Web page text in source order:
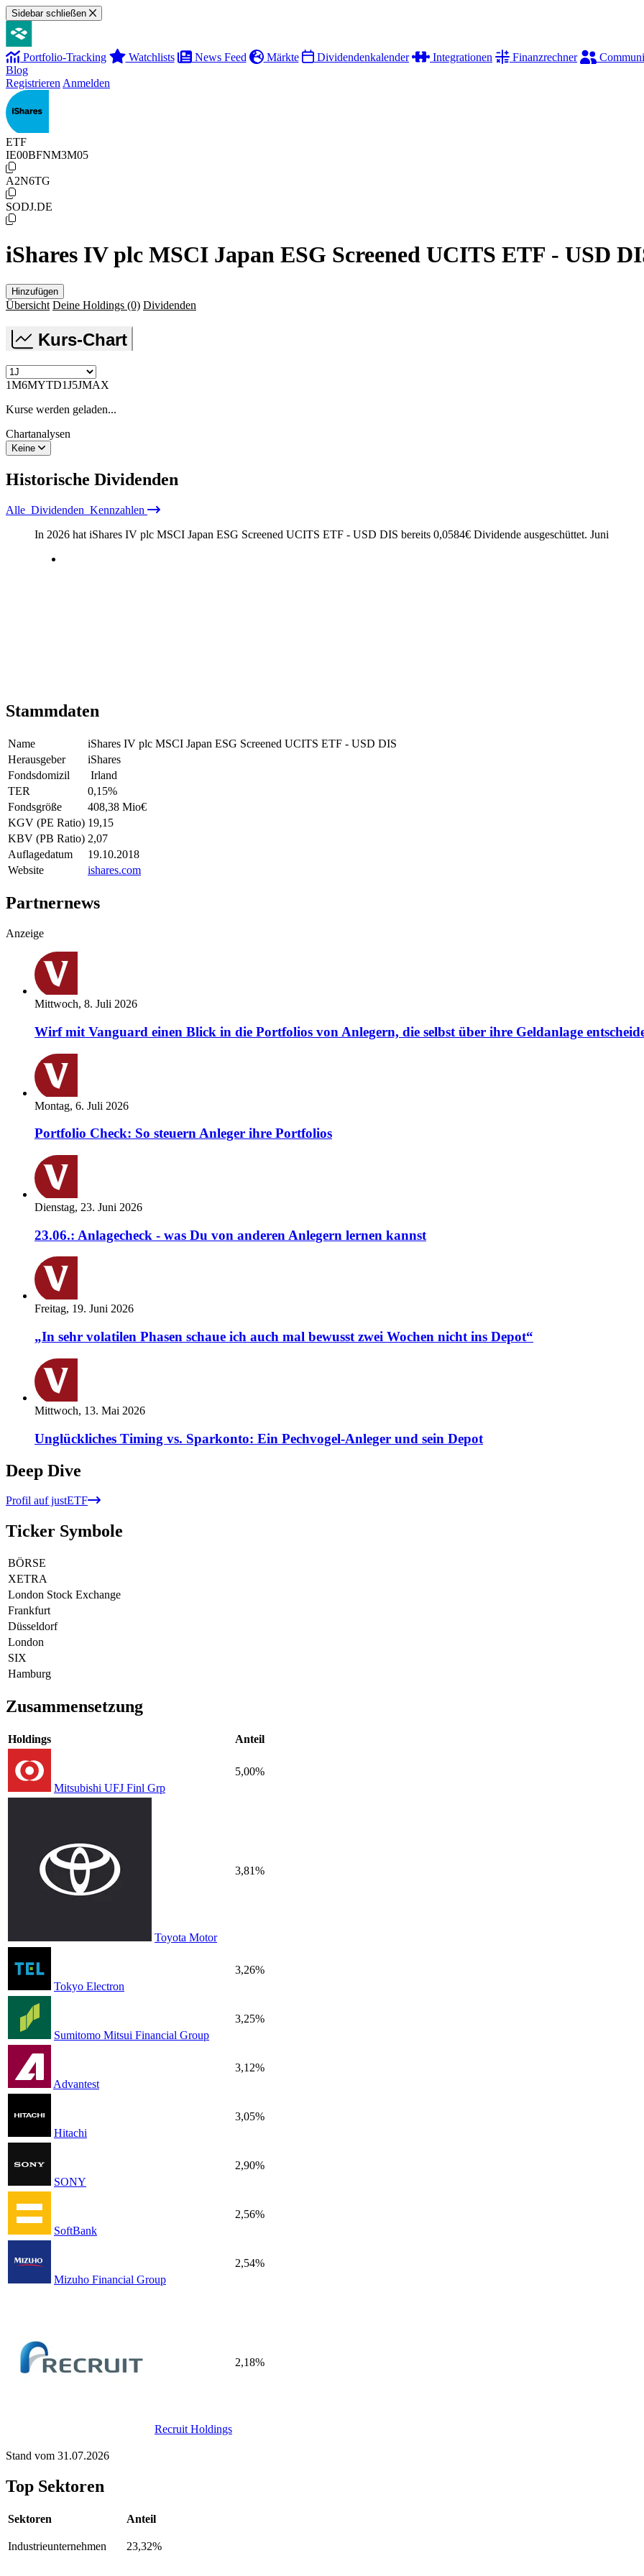
Sidebar schließen
Portfolio-Tracking Watchlists News Feed Märkte Dividendenkalender Integrationen Finanzrechner
Blog
Registrieren Anmelden
ETF
IE00BFNM3M05
A2N6TG
SODJ.DE
iShares IV plc MSCI Japan ESG Screened UCITS ETF - USD
Hinzufügen
Übersicht Deine Holdings (0) Dividenden
Kurs-Chart
1M6MYTD1J5JMAX
Kurse werden geladen...
Chartanalysen
Keine
Historische Dividenden
Alle Dividenden Kennzahlen
In 2026 hat iShares IV plc MSCI Japan ESG Screened UCITS ETF - USD DIS bereits 0,0584€ Dividende ausgeschüttet. Juni
Stammdaten
Name
iShares IV plc MSCI Japan ESG Screened UCITS ETF - USD DIS
Herausgeber
iShares
Fondsdomizil
Irland
TER
0,15%
Fondsgröße
408,38 Mio€
KGV (PE Ratio) 19,15
KBV (PB Ratio) 2,07
Auflagedatum
19.10.2018
Website
ishares.com
Partnernews
Anzeige
Mittwoch, 8. Juli 2026
Wirf mit Vanguard einen Blick in die Portfolios von Anlegern, die selbst über ihre Geldanlage
Montag, 6. Juli 2026
Portfolio Check: So steuern Anleger ihre Portfolios
Dienstag, 23. Juni 2026
23.06.: Anlagecheck - was Du von anderen Anlegern lernen kannst
Freitag, 19. Juni 2026
„In sehr volatilen Phasen schaue ich auch mal bewusst zwei Wochen nicht ins Depot“
Mittwoch, 13. Mai 2026
Unglückliches Timing vs. Sparkonto: Ein Pechvogel-Anleger und sein Depot
Deep Dive
Profil auf justETF
Ticker Symbole
BÖRSE
XETRA
London Stock Exchange
Frankfurt
Düsseldorf
London
SIX
Hamburg
Zusammensetzung
Holdings Anteil
Mitsubishi UFJ Finl Grp
5,00%
Toyota Motor
3,81%
Tokyo Electron
3,26%
Sumitomo Mitsui Financial Group
3,25%
Advantest
3,12%
Hitachi
3,05%
SONY
2,90%
SoftBank
2,56%
Mizuho Financial Group
2,54%
Recruit Holdings
2,18%
Stand vom 31.07.2026
Top Sektoren
Sektoren Anteil
Industrieunternehmen 23,32%